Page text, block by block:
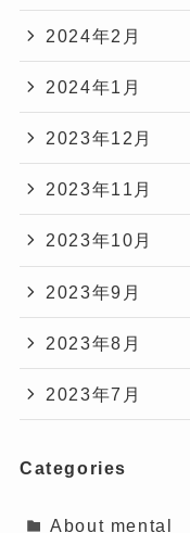
2024年2月
2024年1月
2023年12月
2023年11月
2023年10月
2023年9月
2023年8月
2023年7月
Categories
About mental